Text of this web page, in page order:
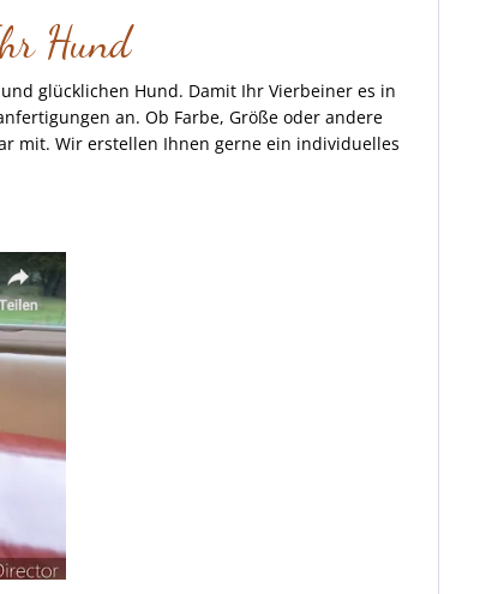
Hund
glücklichen Hund. Damit Ihr Vierbeiner es in
an. Ob Farbe, Größe oder andere
mit. Wir erstellen Ihnen gerne ein individuelles